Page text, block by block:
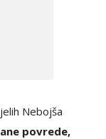
Nebojša
povrede,